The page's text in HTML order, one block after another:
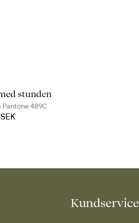
stunden
Pantone 489C
Kundservice